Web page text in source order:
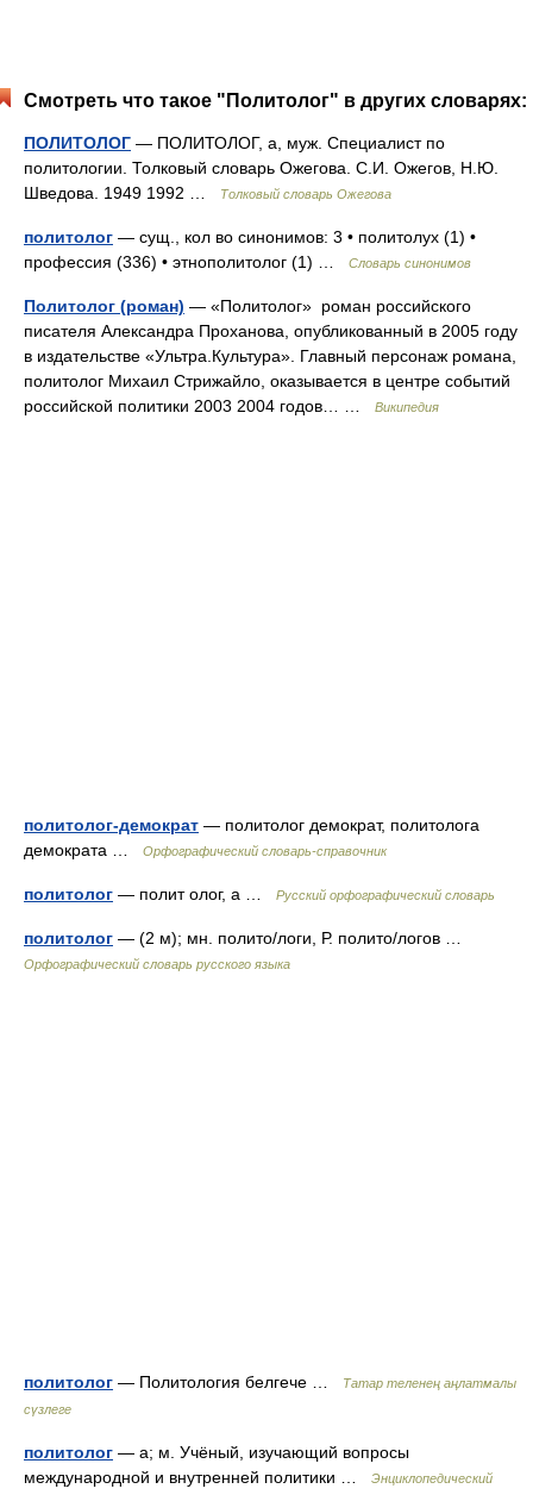
Смотреть что такое "Политолог" в других словарях:
ПОЛИТОЛОГ — ПОЛИТОЛОГ, а, муж. Специалист по
политологии. Толковый словарь Ожегова. С.И. Ожегов, Н.Ю.
Шведова. 1949 1992 …
Толковый словарь Ожегова
политолог — сущ., кол во синонимов: 3 • политолух (1) •
профессия (336) • этнополитолог (1) …
Словарь синонимов
Политолог (роман) — «Политолог» роман российского
писателя Александра Проханова, опубликованный в 2005 году
в издательстве «Ультра.Культура». Главный персонаж романа,
политолог Михаил Стрижайло, оказывается в центре событий
российской политики 2003 2004 годов… …
Википедия
политолог-демократ — политолог демократ, политолога
демократа …
Орфографический словарь-справочник
политолог — полит олог, а … Русский орфографический словарь
политолог — (2 м); мн. полито/логи, Р. полито/логов …
Орфографический словарь русского языка
политолог — Политология белгече …
Татар теленең аңлатмалы
сүзлеге
политолог — а; м. Учёный, изучающий вопросы
международной и внутренней политики …
Энциклопедический